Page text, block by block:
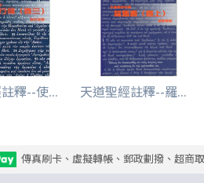
釋--使... 天道聖經註釋--羅...
傳真刷卡、虛擬轉帳、郵政劃撥、超商